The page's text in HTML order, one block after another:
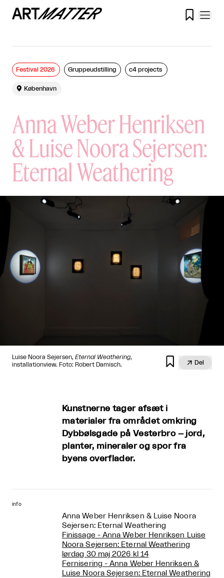

Anna Weber Henriksen
& Luise Noora Sejersen:
Eternal Weathering
Festival 2026 Gruppeudstilling c4 projects
 København
Luise Noora Sejersen, Eternal Weathering,
installationview. Foto: Robert Damisch.
  Del
Kunstnerne tager afsæt i
materialer fra området omkring
Dybbølsgade på Vesterbro – jord,
planter, mineraler og spor fra
byens overflader.
info
Anna Weber Henriksen & Luise Noora
Sejersen: Eternal Weathering
Finissage - Anna Weber Henriksen Luise
Noora Sejersen: Eternal Weathering
lørdag 30 maj 2026 kl 14
Fernisering - Anna Weber Henriksen &
Luise Noora Sejersen: Eternal Weathering